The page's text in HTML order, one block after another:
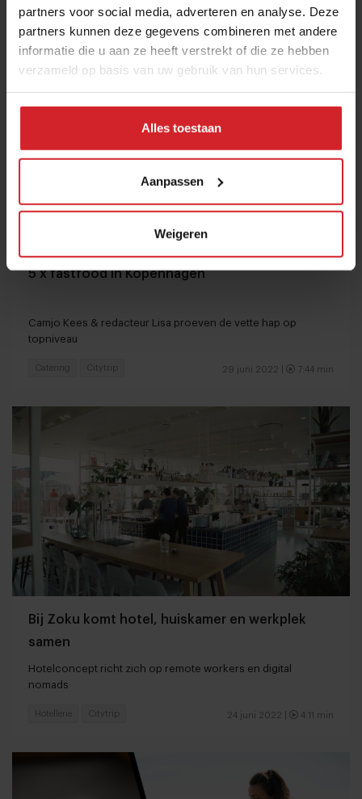
partners voor social media, adverteren en analyse. Deze
partners kunnen deze gegevens combineren met andere
informatie die u aan ze heeft verstrekt of die ze hebben
verzameld op basis van uw gebruik van hun services.
Alles toestaan
Aanpassen
Weigeren
5 x fastfood in Kopenhagen
Camjo Kees & redacteur Lisa proeven de vette hap op
topniveau
29 juni 2022 | 7:44 min
Catering Citytrip
Bij Zoku komt hotel, huiskamer en werkplek
samen
Hotelconcept richt zich op remote workers en digital
nomads
24 juni 2022 | 4:11 min
Hotellerie Citytrip